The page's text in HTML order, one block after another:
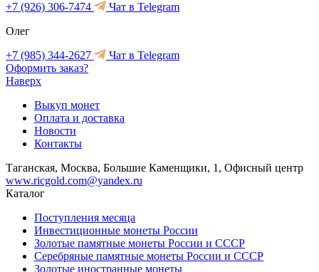
+7 (926) 306-7474
Чат в Telegram
Олег
+7 (985) 344-2627
Чат в Telegram
Оформить заказ?
Наверх
Выкуп монет
Оплата и доставка
Новости
Контакты
Таганская, Москва, Большие Каменщики, 1, Офисный центр
www.ricgold.com@yandex.ru
Каталог
Поступления месяца
Инвестиционные монеты России
Золотые памятные монеты России и СССР
Серебряные памятные монеты России и СССР
Золотые иностранные монеты